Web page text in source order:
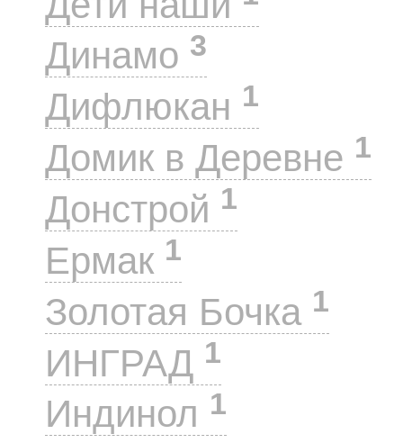
Динамо 3
Дифлюкан 1
Домик в Деревне 1
Донстрой 1
Ермак 1
Золотая Бочка 1
ИНГРАД 1
Индинол 1